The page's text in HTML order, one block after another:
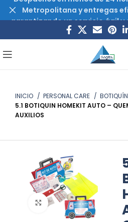
INICIO PERSONAL CARE
5.1 BOTIQUIN HOMEKIT AUTO –
AUXILIOS
Haz clic para ampliar
Metropolitana y entregas
garantizando un servicio ágil y